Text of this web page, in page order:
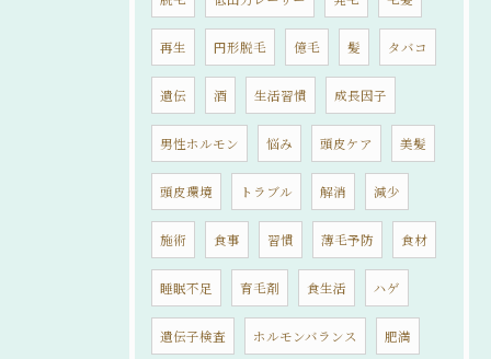
再生 円形脱毛 億毛 髪 タバコ
遺伝 酒 生活習慣 成長因子
男性ホルモン 悩み 頭皮ケア 美髪
頭皮環境 トラブル 解消 減少
施術 食事 習慣 薄毛予防 食材
睡眠不足 育毛剤 食生活 ハゲ
遺伝子検査 ホルモンバランス 肥満